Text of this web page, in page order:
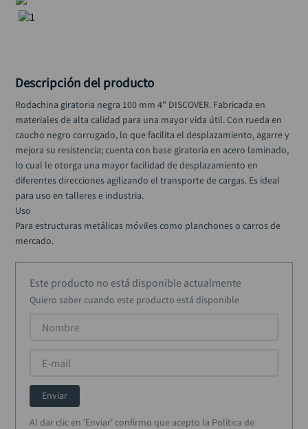
Descripción del producto
Rodachina giratoria negra 100 mm 4" DISCOVER. Fabricada en
materiales de alta calidad para una mayor vida útil. Con rueda en
caucho negro corrugado, lo que facilita el desplazamiento, agarre y
mejora su resistencia; cuenta con base giratoria en acero laminado,
lo cual le otorga una mayor facilidad de desplazamiento en
diferentes direcciones agilizando el transporte de cargas. Es ideal
para uso en talleres e industria.
Uso
Para estructuras metálicas móviles como planchones o carros de
mercado.
Este producto no está disponible actualmente
Quiero saber cuando este producto está disponible
Enviar
Al dar clic en 'Enviar' confirmo que acepto la Política de
broca
taladro inalámbrico
alicate